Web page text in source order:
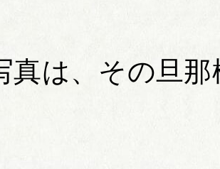
真は、その旦